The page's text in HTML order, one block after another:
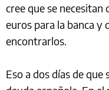
cree que se necesitan
euros para la banca y
encontrarlos.
Eso a dos días de que